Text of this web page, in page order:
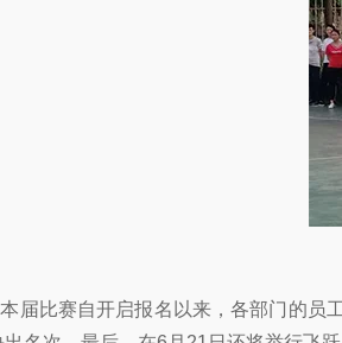
比赛自开启报名以来，各部门的员